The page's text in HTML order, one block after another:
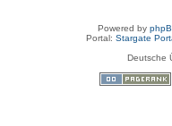
Gesundes neues
Powered by
Portal: Stargate
Deutsche